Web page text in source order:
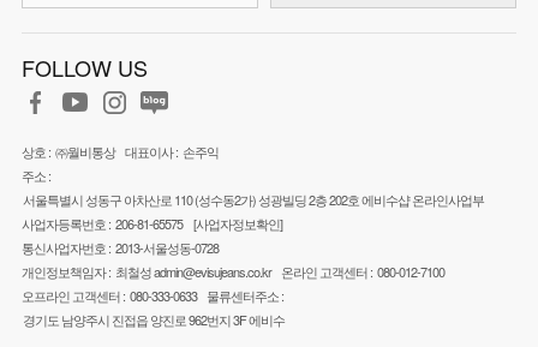
FOLLOW US
상호 : ㈜월비통상 대표이사 : 손주익
주소 :
서울특별시 성동구 아차산로 110 (성수동2가) 성광빌딩 2층 202호 에비수샵 온라인사업부
사업자등록번호 : 206-81-65575 [사업자정보확인]
통신사업자번호 : 2013-서울성동-0728
개인정보책임자 : 최철성admin@evisujeans.co.kr 온라인 고객센터 : 080-012-7100
오프라인 고객센터 : 080-333-0633 물류센터주소 :
경기도 남양주시 진접읍 양진로 962번지 3F 에비수